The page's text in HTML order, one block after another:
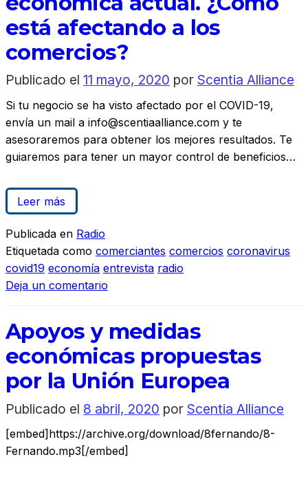
está afectando a los
comercios?
Publicado el 11 mayo, 2020 por Scentia Alliance
Si tu negocio se ha visto afectado por el COVID-19,
envía un mail a info@scentiaalliance.com y te
asesoraremos para obtener los mejores resultados. Te
guiaremos para tener un mayor control de beneficios…
Leer más
Publicada en Radio
Etiquetada como comerciantes comercios coronavirus
covid19 economía entrevista radio
Deja un comentario
Apoyos y medidas
económicas propuestas
por la Unión Europea
Publicado el 8 abril, 2020 por Scentia Alliance
[embed]https://archive.org/download/8fernando/8-
Fernando.mp3[/embed]